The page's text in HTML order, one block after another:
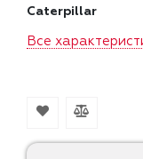
Все
Caterpillar